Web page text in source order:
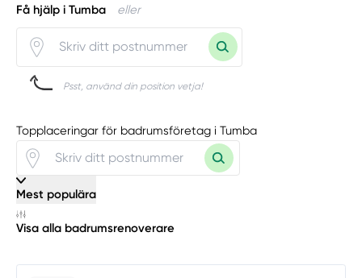
Få hjälp i Tumba eller
Psst, använd din position vetja!
Topplaceringar för badrumsföretag i Tumba
Mest populära
Visa alla badrumsrenoverare